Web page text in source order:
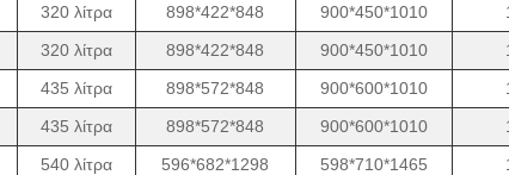
320 λίτρα 898*422*848 900*450*1010
320 λίτρα 898*422*848 900*450*1010
435 λίτρα 898*572*848 900*600*1010
435 λίτρα 898*572*848 900*600*1010
540 λίτρα 596*682*1298 598*710*1465